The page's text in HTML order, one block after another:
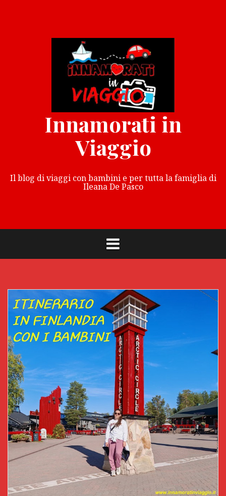
Innamorati in
Viaggio
Il blog di viaggi con bambini e per tutta la famiglia di
Ileana De Pasco